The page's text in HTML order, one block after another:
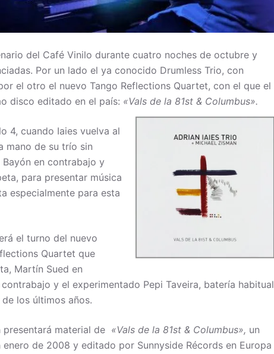
del Café Vinilo durante cuatro noches de octubre y
Por un lado el ya conocido Drumless Trio, con
el otro el nuevo Tango Reflections Quartet, con el que el
disco editado en el país: «Vals de la 81st & Columbus».
4, cuando Iaies vuelva al
mano de su trío sin
en contrabajo y
para presentar música
especialmente para esta
el turno del nuevo
Quartet que
Martín Sued en
y el experimentado Pepi Taveira, batería habitual
los últimos años.
material de «Vals de la 81st & Columbus», un
de 2008 y editado por Sunnyside Récords en Europa